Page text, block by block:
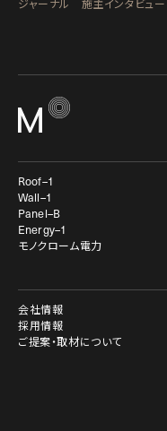
ジャーナル 施主インタビュー
Roof–1
Wall–1
Panel–B
Energy–1
モノクローム電力
会社情報
採用情報
ご提案・取材について